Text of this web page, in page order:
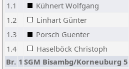
1.1
Kühnert Wolfgang
1.2
Linhart Günter
1.3
Porsch Guenter
1.4
Haselböck Christoph
Br. 1 SGM Bisambg/Korneuburg 5